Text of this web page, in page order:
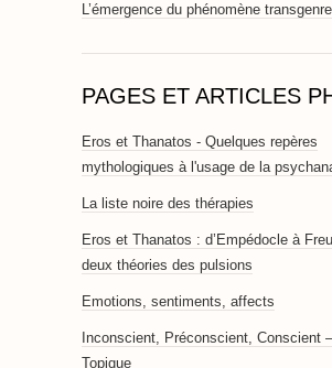
L’émergence du phénomène transgenre
PAGES ET ARTICLES
Eros et Thanatos - Quelques repères
mythologiques à l'usage de la
La liste noire des thérapies
Eros et Thanatos : d’Empédocle à
deux théories des pulsions
Emotions, sentiments, affects
Inconscient, Préconscient, Conscient
Topique